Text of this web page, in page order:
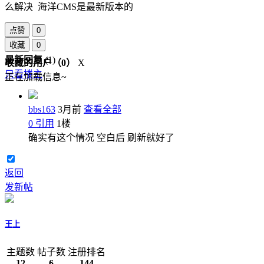
么解决 海洋CMS是最新版本的
点赞
0
收藏
0
收藏的用户（0）
X
正在加载信息~
最新回复(1)
只看楼主
bbs163 3月前 查看全部
0 引用 1楼
确实有这个情况 空白后 刷新就好了
返回
发新帖
王上
主题数 帖子数 注册排名